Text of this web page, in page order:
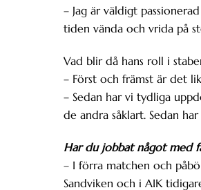
– Jag är väldigt
tiden vända och vrida på
Vad blir då hans roll i
– Först och främst är det
– Sedan har vi tydliga
de andra såklart. Sedan
Har du jobbat något med
– I förra matchen och
Sandviken och i AIK